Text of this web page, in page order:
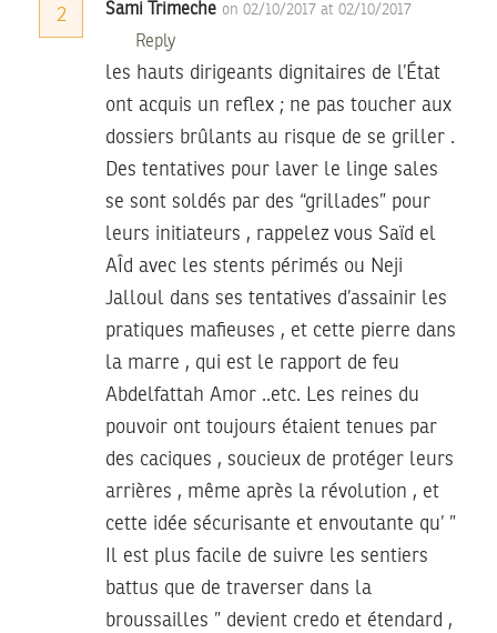
2 Sami Trimeche on 02/10/2017 at 02/10/2017
Reply
les hauts dirigeants dignitaires de l’État
ont acquis un reflex ; ne pas toucher aux
dossiers brûlants au risque de se griller .
Des tentatives pour laver le linge sales
se sont soldés par des “grillades” pour
leurs initiateurs , rappelez vous Saïd el
AÎd avec les stents périmés ou Neji
Jalloul dans ses tentatives d’assainir les
pratiques mafieuses , et cette pierre dans
la marre , qui est le rapport de feu
Abdelfattah Amor ..etc. Les reines du
pouvoir ont toujours étaient tenues par
des caciques , soucieux de protéger leurs
arrières , même après la révolution , et
cette idée sécurisante et envoutante qu’ ”
Il est plus facile de suivre les sentiers
battus que de traverser dans la
broussailles ” devient credo et étendard ,